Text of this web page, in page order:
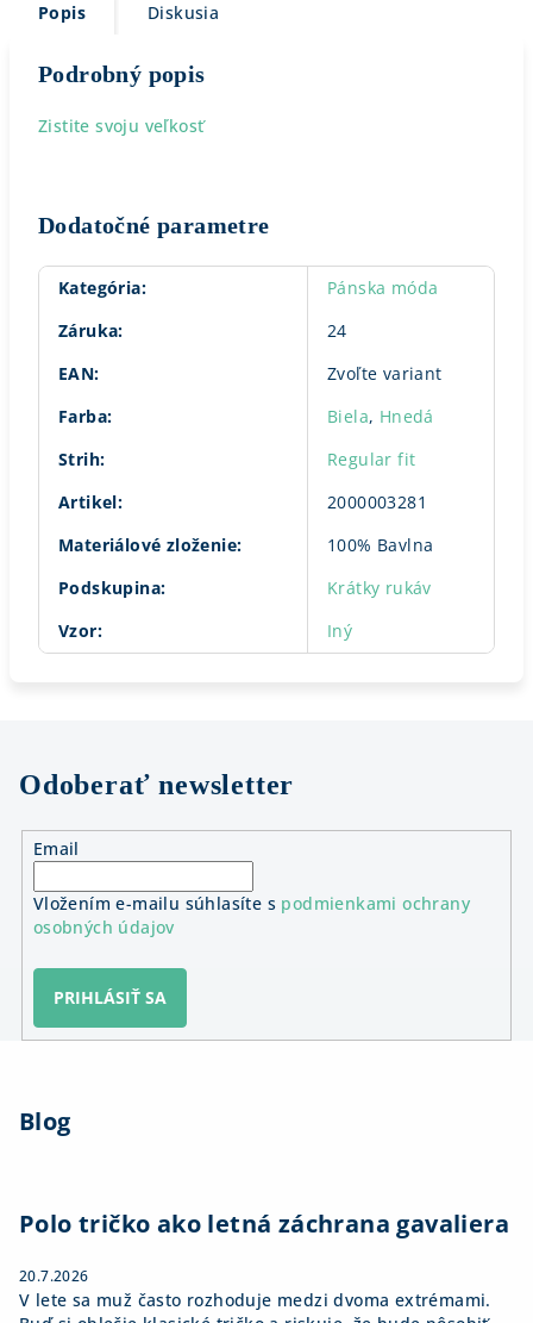
Popis Diskusia
Podrobný popis
Zistite svoju veľkosť
Dodatočné parametre
Kategória:
Pánska móda
Záruka:
24
EAN:
Zvoľte variant
Farba: Biela, Hnedá
Strih:
Regular fit
Artikel:
2000003281
Materiálové zloženie:
100% Bavlna
Podskupina:
Krátky rukáv
Vzor: Iný
Odoberať newsletter
Email
Vložením e-mailu súhlasíte s podmienkami ochrany
osobných údajov
PRIHLÁSIŤ SA
Blog
Polo tričko ako letná záchrana gavaliera
20.7.2026
V lete sa muž často rozhoduje medzi dvoma extrémami.